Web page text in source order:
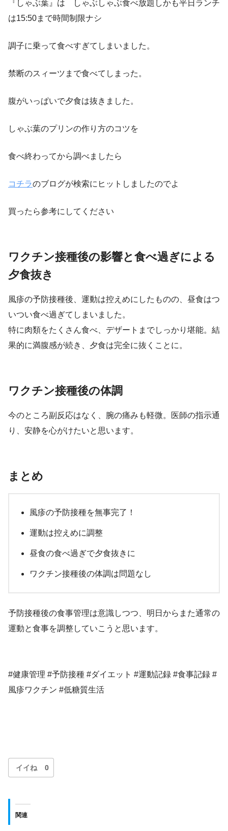
『しゃぶ葉』は しゃぶしゃぶ食べ放題しかも平日ランチ
は15:50まで時間制限ナシ
調子に乗って食べすぎてしまいました。
禁断のスィーツまで食べてしまった。
腹がいっぱいで夕食は抜きました。
しゃぶ葉のプリンの作り方のコツを
食べ終わってから調べましたら
コチラのブログが検索にヒットしましたのでよ
買ったら参考にしてください
ワクチン接種後の影響と食べ過ぎによる
夕食抜き
風疹の予防接種後、運動は控えめにしたものの、昼食はつ
いつい食べ過ぎてしまいました。
特に肉類をたくさん食べ、デザートまでしっかり堪能。結
果的に満腹感が続き、夕食は完全に抜くことに。
ワクチン接種後の体調
今のところ副反応はなく、腕の痛みも軽微。医師の指示通
り、安静を心がけたいと思います。
まとめ
風疹の予防接種を無事完了！
運動は控えめに調整
昼食の食べ過ぎで夕食抜きに
ワクチン接種後の体調は問題なし
予防接種後の食事管理は意識しつつ、明日からまた通常の
運動と食事を調整していこうと思います。
#健康管理 #予防接種 #ダイエット #運動記録 #食事記録 #
風疹ワクチン #低糖質生活
イイね 0
関連